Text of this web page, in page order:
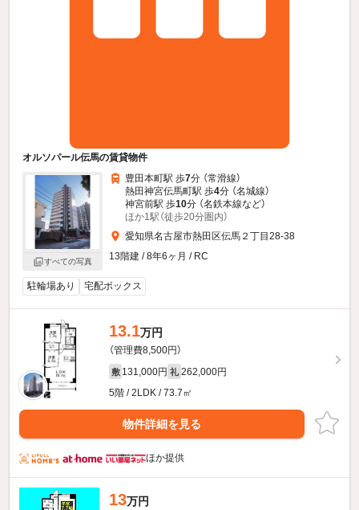
オルソパール伝馬の賃貸物件
すべての写真
豊田本町駅 歩7分 （常滑線）
熱田神宮伝馬町駅 歩4分 （名城線）
神宮前駅 歩10分 （名鉄本線など）
ほか1駅（徒歩20分圏内）
愛知県名古屋市熱田区伝馬２丁目28-38
13階建 / 8年6ヶ月 / RC
駐輪場あり 宅配ボックス
13.1万円
（管理費8,500円）
敷 131,000円 礼 262,000円
5階 / 2LDK / 73.7㎡
物件詳細を見る
ほか提供
13万円